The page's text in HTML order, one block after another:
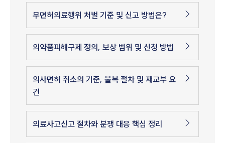
무면허의료행위 처벌 기준 및 신고 방법은?
의약품피해구제 정의, 보상 범위 및 신청 방법
의사면허 취소의 기준, 불복 절차 및 재교부 요
건
의료사고신고 절차와 분쟁 대응 핵심 정리